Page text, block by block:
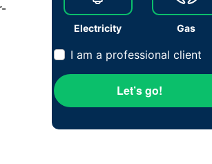
Electricity Gas
I am a professional client
Let’s go!